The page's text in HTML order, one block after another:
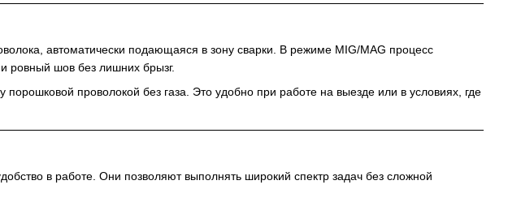
автоматически подающаяся в зону сварки. В режиме MIG/MAG процесс
ровный шов без лишних брызг.
порошковой проволокой без газа. Это удобно при работе на выезде или в условиях, где
в работе. Они позволяют выполнять широкий спектр задач без сложной